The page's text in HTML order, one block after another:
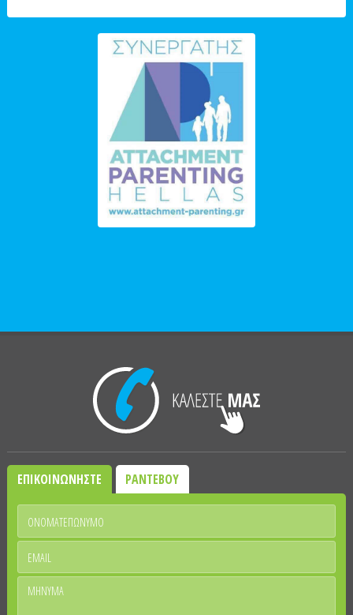
ΕΠΙΚΟΙΝΩΝΗΣΤΕ ΡΑΝΤΕΒΟΥ